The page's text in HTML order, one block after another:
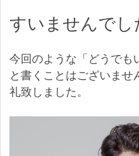
すいませんでし
今回のような「どうでも
と書くことはございませ
礼致しました。